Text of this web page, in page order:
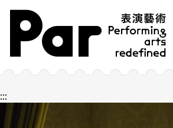
跳到主要內容區塊
網站導覽
:::